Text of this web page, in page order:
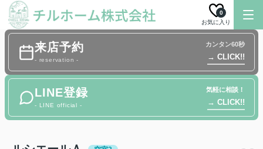
お気に入り
0
来店予約
- reservation -
カンタン60秒
→ CLICK!!
LINE登録
- LINE official -
気軽に相談！
→ CLICK!!